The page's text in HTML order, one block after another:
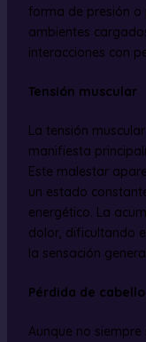
forma de presión o
ambientes
interacciones con
Tensión muscular
La tensión
manifiesta
Este malestar
un estado
energético. La
dolor, dificultando
la sensación
Pérdida de cabello
Aunque no